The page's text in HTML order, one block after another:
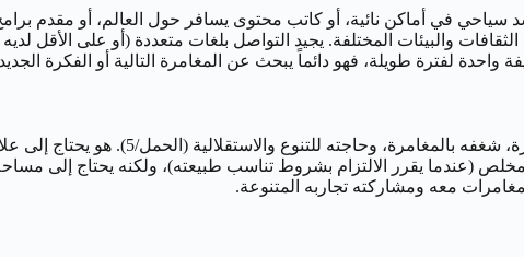
والبيئات المختلفة. يجيد التواصل بلغات متعددة (أو على الأقل
لفترة طويلة، فهو دائماً يبحث عن المغامرة التالية أو الفكرة
في علاقاته العاطفية، يبحث رجل 5 أبريل عن
مخلص (عندما يقرر الالتزام بشروط تناسب طبيعته)، ولكنه يحتاج إلى
معه ومشاركته تجاربه المتنوعة.